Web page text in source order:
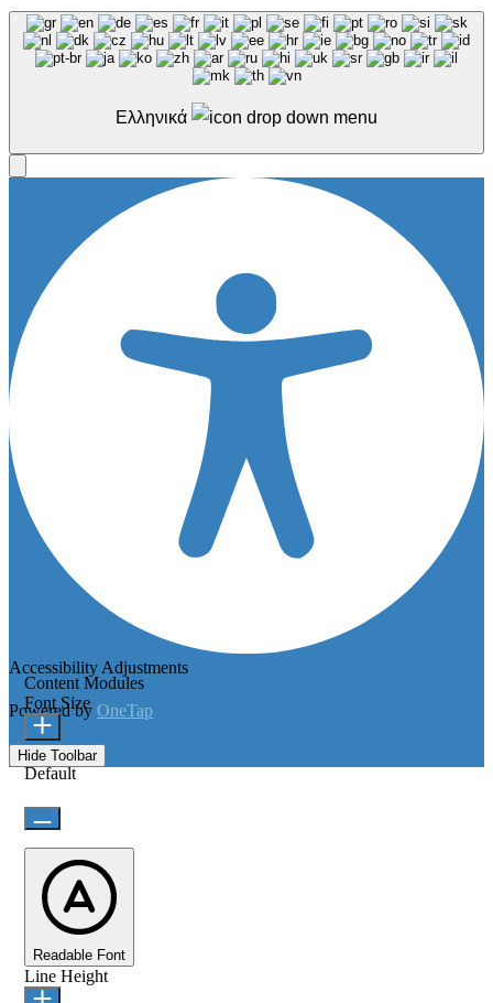
Ελληνικά
Accessibility Adjustments
Powered by OneTap
Hide Toolbar
Content Modules
Font Size
Default
Readable Font
Line Height